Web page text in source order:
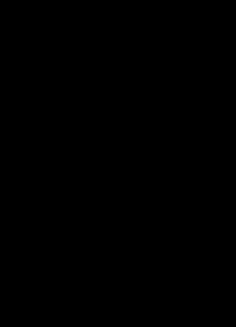
に「耳」をつ
音ばかりか意
行きそうで